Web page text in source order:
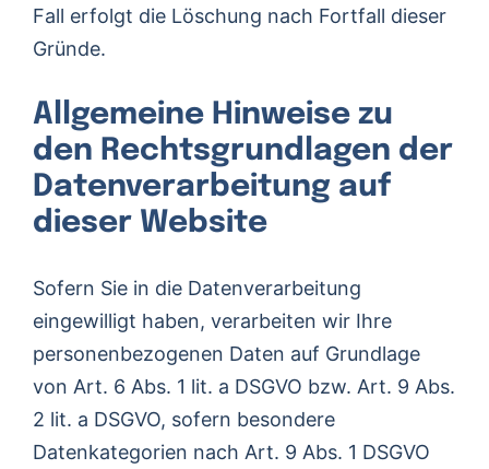
Fall erfolgt die Löschung nach Fortfall dieser
Gründe.
Allgemeine Hinweise zu
den Rechtsgrundlagen der
Datenverarbeitung auf
dieser Website
Sofern Sie in die Datenverarbeitung
eingewilligt haben, verarbeiten wir Ihre
personenbezogenen Daten auf Grundlage
von Art. 6 Abs. 1 lit. a DSGVO bzw. Art. 9 Abs.
2 lit. a DSGVO, sofern besondere
Datenkategorien nach Art. 9 Abs. 1 DSGVO